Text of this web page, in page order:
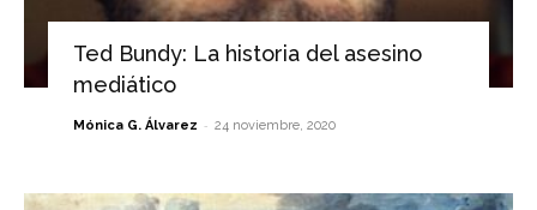
Ted Bundy: La historia del asesino
mediático
Mónica G. Álvarez - 24 noviembre, 2020